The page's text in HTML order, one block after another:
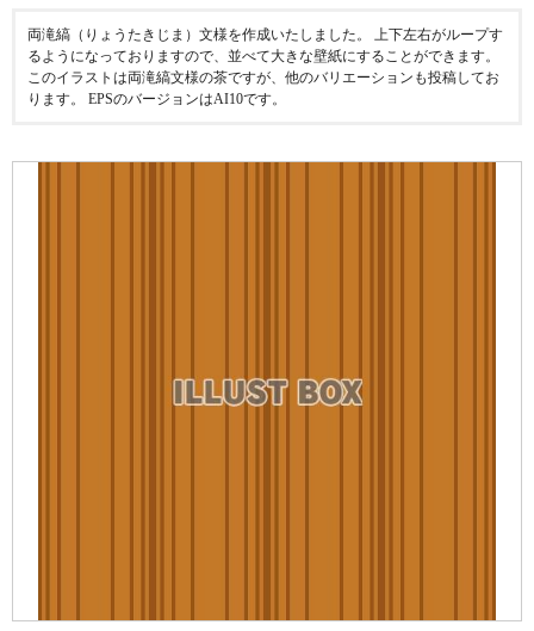
両滝縞（りょうたきじま）文様を作成いたしました。 上下左右がループす
るようになっておりますので、並べて大きな壁紙にすることができます。
このイラストは両滝縞文様の茶ですが、他のバリエーションも投稿してお
ります。 EPSのバージョンはAI10です。